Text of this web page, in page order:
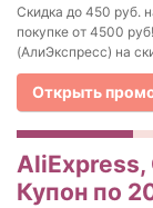
Cкидка до 450 руб.
покупке от 4500
(АлиЭкспресс) на
Открыть
Купон по